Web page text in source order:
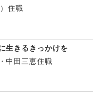
住職
生きるきっかけを
中田三恵住職